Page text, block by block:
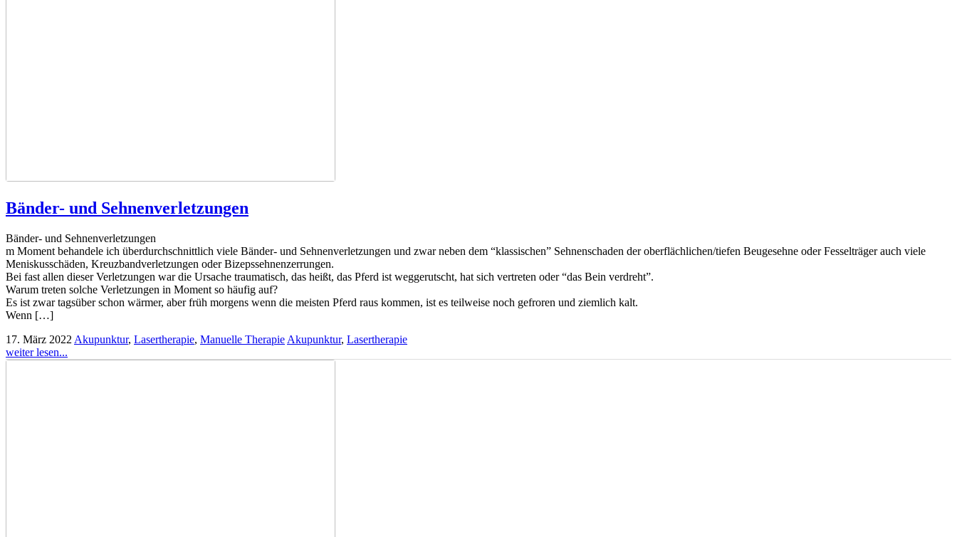
Bänder- und Sehnenverletzungen
Bänder- und Sehnenverletzungen
m Moment behandele ich überdurchschnittlich viele Bänder- und Sehnenverletzungen und zwar neben dem “klassischen” Sehnenschaden der oberflächlichen/tiefen Beugesehne oder Fesselträger auch viele
Meniskusschäden, Kreuzbandverletzungen oder Bizepssehnenzerrungen.
Bei fast allen dieser Verletzungen war die Ursache traumatisch, das heißt, das Pferd ist weggerutscht, hat sich vertreten oder “das Bein verdreht”.
Warum treten solche Verletzungen in Moment so häufig auf?
Es ist zwar tagsüber schon wärmer, aber früh morgens wenn die meisten Pferd raus kommen, ist es teilweise noch gefroren und ziemlich kalt.
Wenn […]
17. März 2022 Akupunktur, Lasertherapie, Manuelle Therapie Akupunktur, Lasertherapie
weiter lesen...